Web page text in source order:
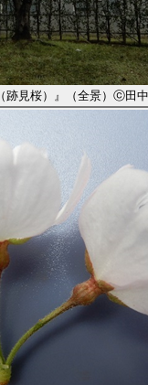
跡見桜）』（全景）ⓒ田